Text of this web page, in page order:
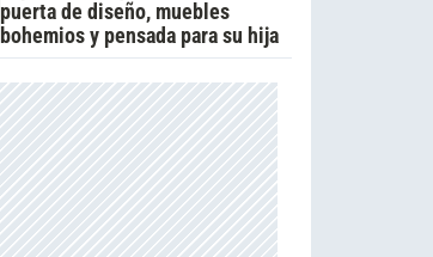
puerta de diseño, muebles
bohemios y pensada para su hija